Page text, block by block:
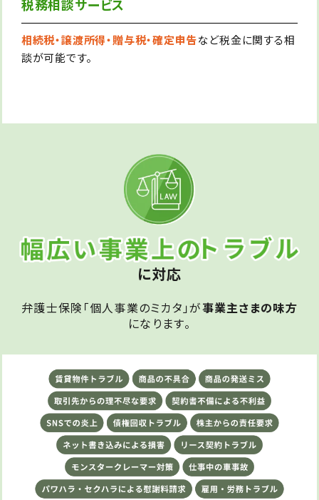
税務相談サービス
相続税・譲渡所得・贈与税・確定申告など税金に関する相
談が可能です。
に対応
弁護士保険「個人事業のミカタ」が事業主さまの味方
になります。